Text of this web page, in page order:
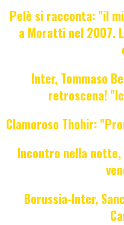
Pelè si racconta: "il
a Moratti nel 2007.
Inter, Tommaso
retroscena!
Clamoroso Thohir:
Incontro nella
Borussia-Inter,